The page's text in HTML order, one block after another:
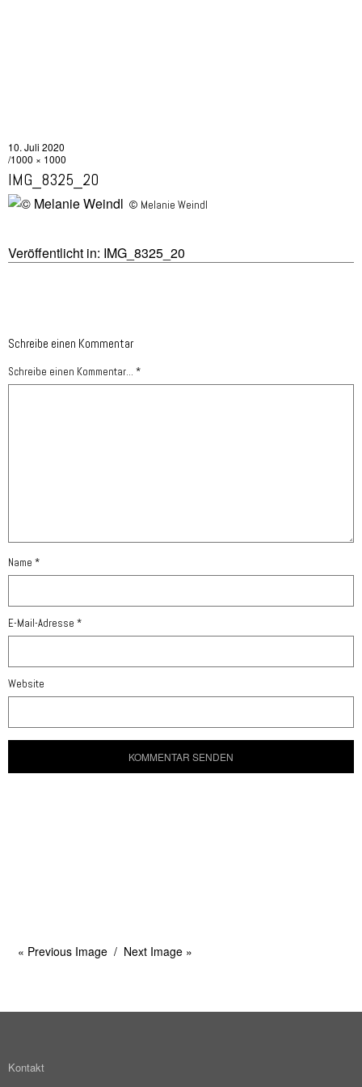
10. Juli 2020
1000 × 1000
IMG_8325_20
© Melanie Weindl
Veröffentlicht in: IMG_8325_20
Schreibe einen Kommentar
Schreibe einen Kommentar... *
Name *
E-Mail-Adresse *
Website
« Previous Image Next Image »
Kontakt